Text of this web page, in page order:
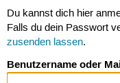
Du kannst dich hier
Falls du dein Passwort
zusenden lassen.
Benutzername oder